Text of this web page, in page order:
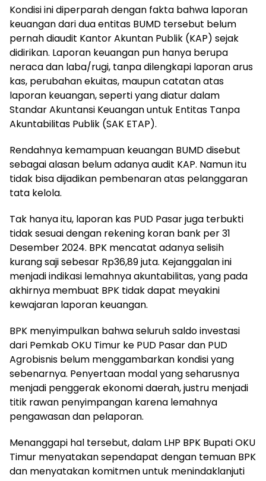
Kondisi ini diperparah dengan fakta bahwa laporan
keuangan dari dua entitas BUMD tersebut belum
pernah diaudit Kantor Akuntan Publik (KAP) sejak
didirikan. Laporan keuangan pun hanya berupa
neraca dan laba/rugi, tanpa dilengkapi laporan arus
kas, perubahan ekuitas, maupun catatan atas
laporan keuangan, seperti yang diatur dalam
Standar Akuntansi Keuangan untuk Entitas Tanpa
Akuntabilitas Publik (SAK ETAP).
Rendahnya kemampuan keuangan BUMD disebut
sebagai alasan belum adanya audit KAP. Namun itu
tidak bisa dijadikan pembenaran atas pelanggaran
tata kelola.
Tak hanya itu, laporan kas PUD Pasar juga terbukti
tidak sesuai dengan rekening koran bank per 31
Desember 2024. BPK mencatat adanya selisih
kurang saji sebesar Rp36,89 juta. Kejanggalan ini
menjadi indikasi lemahnya akuntabilitas, yang pada
akhirnya membuat BPK tidak dapat meyakini
kewajaran laporan keuangan.
BPK menyimpulkan bahwa seluruh saldo investasi
dari Pemkab OKU Timur ke PUD Pasar dan PUD
Agrobisnis belum menggambarkan kondisi yang
sebenarnya. Penyertaan modal yang seharusnya
menjadi penggerak ekonomi daerah, justru menjadi
titik rawan penyimpangan karena lemahnya
pengawasan dan pelaporan.
Menanggapi hal tersebut, dalam LHP BPK Bupati OKU
Timur menyatakan sependapat dengan temuan BPK
dan menyatakan komitmen untuk menindaklanjuti